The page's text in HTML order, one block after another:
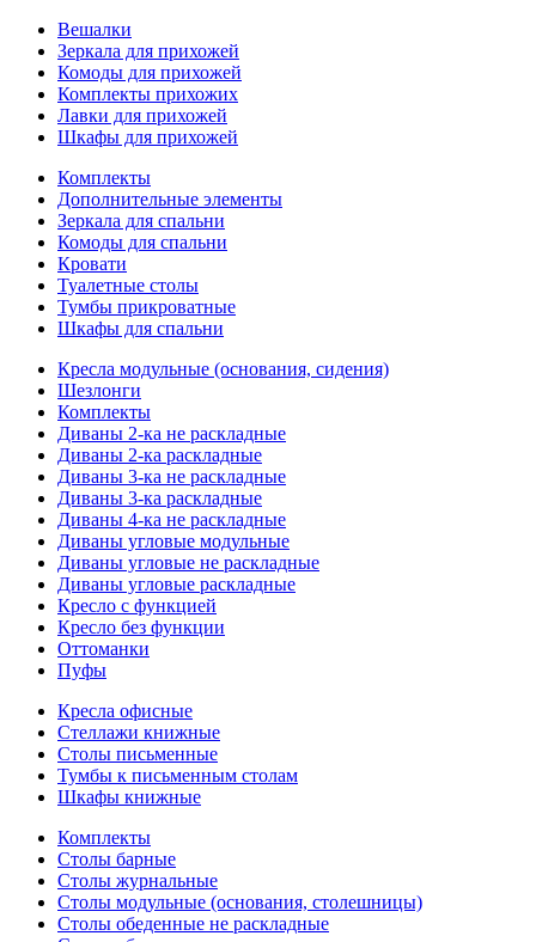
Вешалки
Зеркала для прихожей
Комоды для прихожей
Комплекты прихожих
Лавки для прихожей
Шкафы для прихожей
Комплекты
Дополнительные элементы
Зеркала для спальни
Комоды для спальни
Кровати
Туалетные столы
Тумбы прикроватные
Шкафы для спальни
Кресла модульные (основания, сидения)
Шезлонги
Комплекты
Диваны 2-ка не раскладные
Диваны 2-ка раскладные
Диваны 3-ка не раскладные
Диваны 3-ка раскладные
Диваны 4-ка не раскладные
Диваны угловые модульные
Диваны угловые не раскладные
Диваны угловые раскладные
Кресло с функцией
Кресло без функции
Оттоманки
Пуфы
Кресла офисные
Стеллажи книжные
Столы письменные
Тумбы к письменным столам
Шкафы книжные
Комплекты
Столы барные
Столы журнальные
Столы модульные (основания, столешницы)
Столы обеденные не раскладные